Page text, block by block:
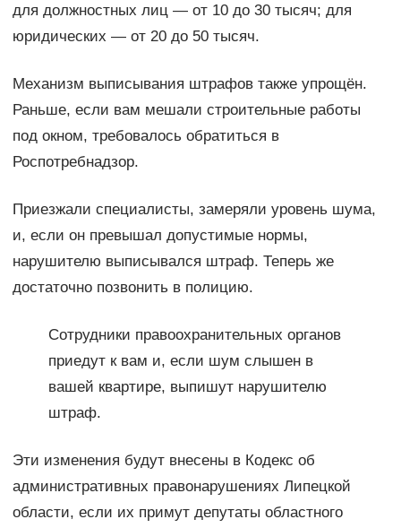
для должностных лиц — от 10 до 30 тысяч; для
юридических — от 20 до 50 тысяч.
Механизм выписывания штрафов также упрощён.
Раньше, если вам мешали строительные работы
под окном, требовалось обратиться в
Роспотребнадзор.
Приезжали специалисты, замеряли уровень шума,
и, если он превышал допустимые нормы,
нарушителю выписывался штраф. Теперь же
достаточно позвонить в полицию.
Сотрудники правоохранительных органов
приедут к вам и, если шум слышен в
вашей квартире, выпишут нарушителю
штраф.
Эти изменения будут внесены в Кодекс об
административных правонарушениях Липецкой
области, если их примут депутаты областного